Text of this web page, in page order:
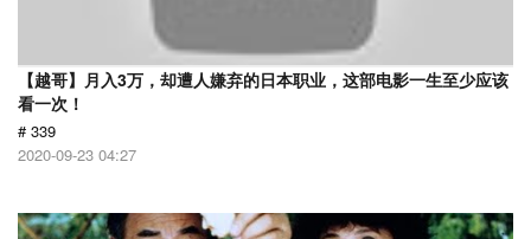
【越哥】月入3万，却遭人嫌弃的日本职业，这部电影一生至少应该
看一次！
# 339
2020-09-23 04:27